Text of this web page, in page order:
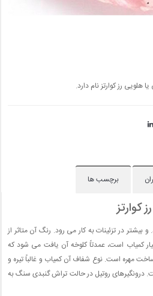
برچسب ها
رز کوارتز
و بیشتر در تزئینات به کار می رود. رنگ آن متاثر از
کمیاب است، عمدتاً کلوخه آن یافت می شود که
مهره است. نوع شفاف آن کمیاب و غالباً تیره و
درونگیرهای روتیل در حالت تراش گنبدی سنگ به